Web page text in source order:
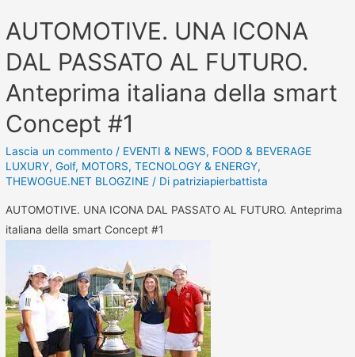
AUTOMOTIVE. UNA ICONA
DAL PASSATO AL FUTURO.
Anteprima italiana della smart
Concept #1
Lascia un commento / EVENTI & NEWS, FOOD & BEVERAGE
LUXURY,Golf, MOTORS,TECNOLOGY & ENERGY,
THEWOGUE.NET BLOGZINE / Di patriziapierbattista
AUTOMOTIVE. UNA ICONA DAL PASSATO AL FUTURO. Anteprima
italiana della smart Concept #1